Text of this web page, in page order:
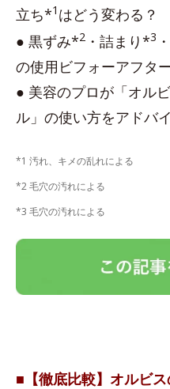
立ち*1 はどう変わる？
● 黒ずみ*2 ・詰まり*3
の使用ビフォーアフタ
● 美容のプロが「オル
ル」の使い方をアドバ
*1 汚れ、キメの乱れによる
*2 毛穴の汚れによる
*3 毛穴の汚れによる
■【徹底比較】オルビ